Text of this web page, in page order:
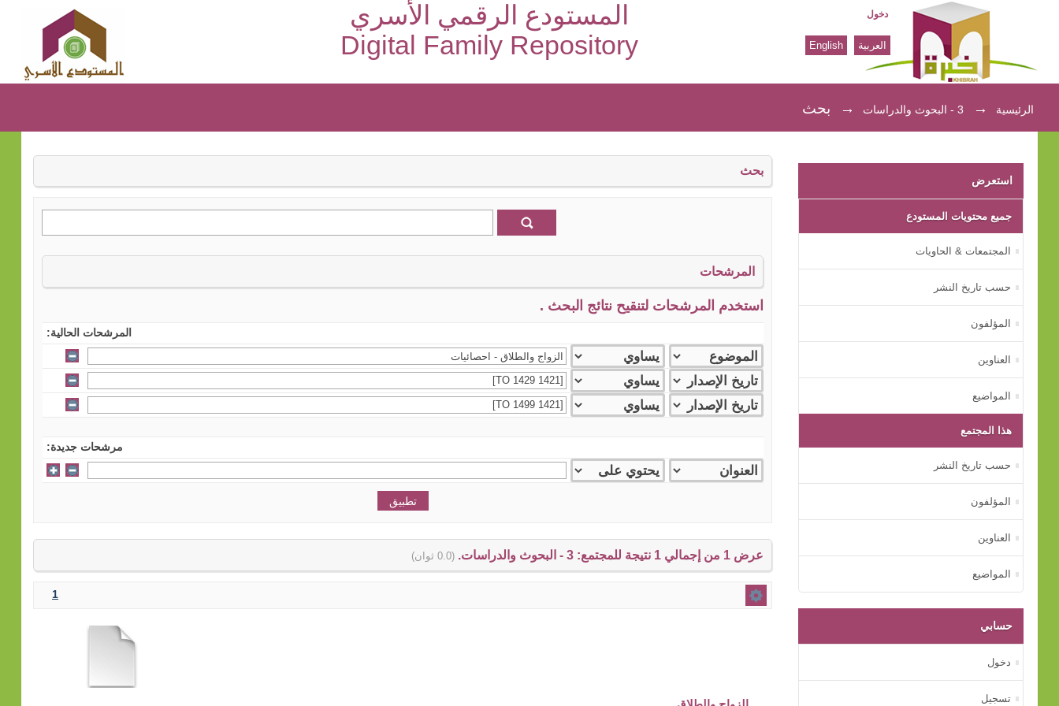
المستودع الرقمي الأسري
Digital Family Repository
بحث
دخول
العربية English
الرئيسية → 3 - البحوث والدراسات → بحث
بحث
المرشحات
استخدم المرشحات لتنقيح نتائج البحث .
المرشحات الحالية:
مرشحات جديدة:
عرض 1 من إجمالي 1 نتيجة للمجتمع: 3 - البحوث والدراسات. (0.0 ثوان)
1
استعرض
جميع محتويات المستودع
المجتمعات & الحاويات
حسب تاريخ النشر
المؤلفون
العناوين
المواضيع
هذا المجتمع
حسب تاريخ النشر
المؤلفون
العناوين
المواضيع
حسابي
دخول
تسجيل